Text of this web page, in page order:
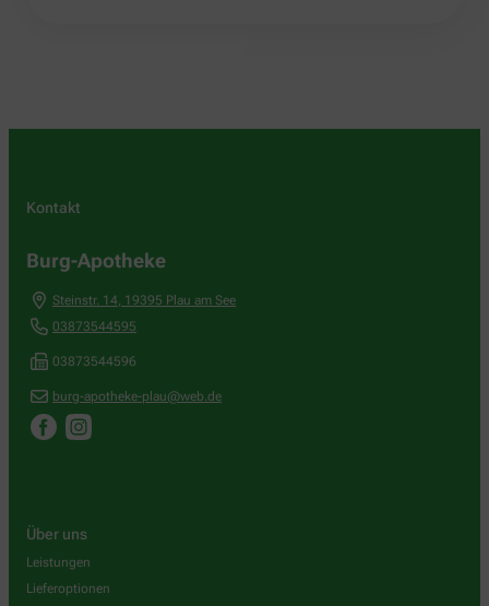
Kontakt
Burg-Apotheke
Steinstr. 14, 19395 Plau am See
03873544595
03873544596
burg-apotheke-plau@web.de
Über uns
Leistungen
Lieferoptionen